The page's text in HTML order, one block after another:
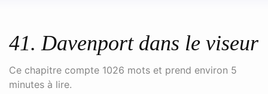
41. Davenport dans le viseur
Ce chapitre compte 1026 mots et prend environ 5
minutes à lire.